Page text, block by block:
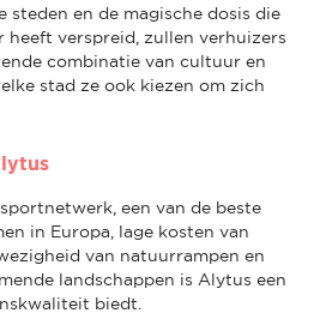
steden en de magische dosis die
verspreid, zullen verhuizers
combinatie van cultuur en
stad ze ook kiezen om zich
een van de beste
in Europa, lage kosten van
van natuurrampen en
landschappen is Alytus een
biedt.